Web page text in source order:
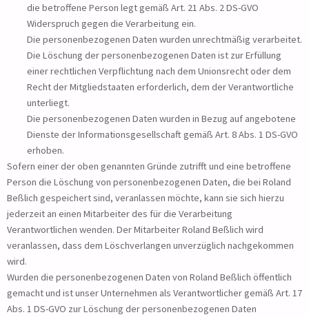
die betroffene Person legt gemäß Art. 21 Abs. 2 DS-GVO
Widerspruch gegen die Verarbeitung ein.
Die personenbezogenen Daten wurden unrechtmäßig verarbeitet.
Die Löschung der personenbezogenen Daten ist zur Erfüllung
einer rechtlichen Verpflichtung nach dem Unionsrecht oder dem
Recht der Mitgliedstaaten erforderlich, dem der Verantwortliche
unterliegt.
Die personenbezogenen Daten wurden in Bezug auf angebotene
Dienste der Informationsgesellschaft gemäß Art. 8 Abs. 1 DS-GVO
erhoben.
Sofern einer der oben genannten Gründe zutrifft und eine betroffene
Person die Löschung von personenbezogenen Daten, die bei Roland
Beßlich gespeichert sind, veranlassen möchte, kann sie sich hierzu
jederzeit an einen Mitarbeiter des für die Verarbeitung
Verantwortlichen wenden. Der Mitarbeiter Roland Beßlich wird
veranlassen, dass dem Löschverlangen unverzüglich nachgekommen
wird.
Wurden die personenbezogenen Daten von Roland Beßlich öffentlich
gemacht und ist unser Unternehmen als Verantwortlicher gemäß Art. 17
Abs. 1 DS-GVO zur Löschung der personenbezogenen Daten